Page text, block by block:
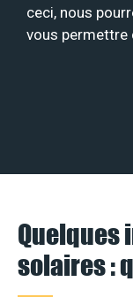
ceci, nous
vous permettre
Quelques
solaires :